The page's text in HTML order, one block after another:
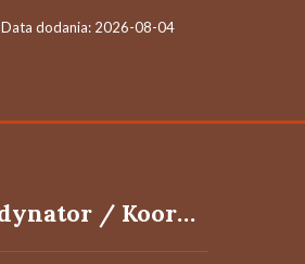
Data dodania: 2026-08-04
Koordynator / Koordynatorka Logistyki